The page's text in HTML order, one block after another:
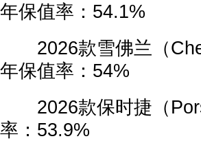
年保值率：54.1%
2026款雪佛兰（
年保值率：54%
2026款保时捷（
率：53.9%